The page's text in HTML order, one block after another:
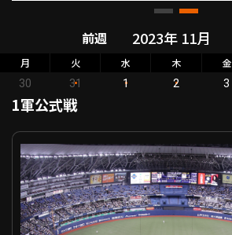
日程･結果
順位表･成績
1軍公式戦
ファーム東地区
ファーム中地区
選手名鑑
選手名鑑トップ
北海道日本ハムファイターズ
東北楽天ゴールデンイーグルス
ニュース
前週
月 火 水 木 金
30 31 1 2 3
1軍公式戦
日本シリーズ オリックス VS 阪神